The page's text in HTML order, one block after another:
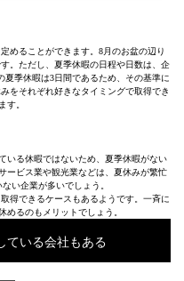
めることができます。8月のお盆の辺り
。ただし、夏季休暇の日程や日数は、企
季休暇は3日間であるため、その基準に
をそれぞれ好きなタイミングで取得でき
す。
いる休暇ではないため、夏季休暇がない
ービス業や観光業などは、夏休みが繁忙
い企業が多いでしょう。
得できるケースもあるようです。一斉に
めるのもメリットでしょう。
ている会社もある